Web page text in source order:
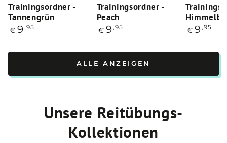
Trainingsordner -
Tannengrün
Regulärer
€ 9 ,95
Trainingsordner -
Peach
Regulärer
€ 9 ,95 € 9 ,95
ALLE ANZEIGEN
Unsere Reitübungs-
Kollektionen